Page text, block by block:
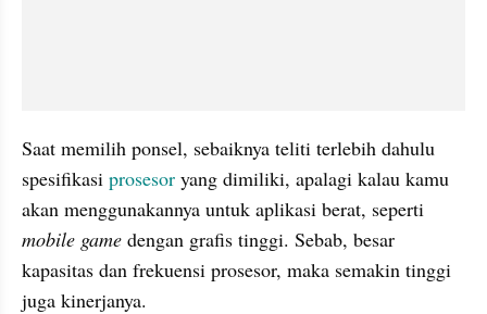
Saat memilih ponsel, sebaiknya teliti terlebih dahulu
spesifikasi prosesor yang dimiliki, apalagi kalau kamu
mobile game dengan grafis tinggi. Sebab, besar
kapasitas dan frekuensi prosesor, maka semakin tinggi
juga kinerjanya.